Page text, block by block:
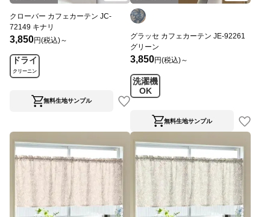
クローバー カフェカーテン JC-
72149 キナリ
3,850円(税込)～
ドライ
クリーニン
無料生地サンプル
グラッセ カフェカーテン JE-92261
グリーン
3,850円(税込)～
洗濯機
OK
無料生地サンプル